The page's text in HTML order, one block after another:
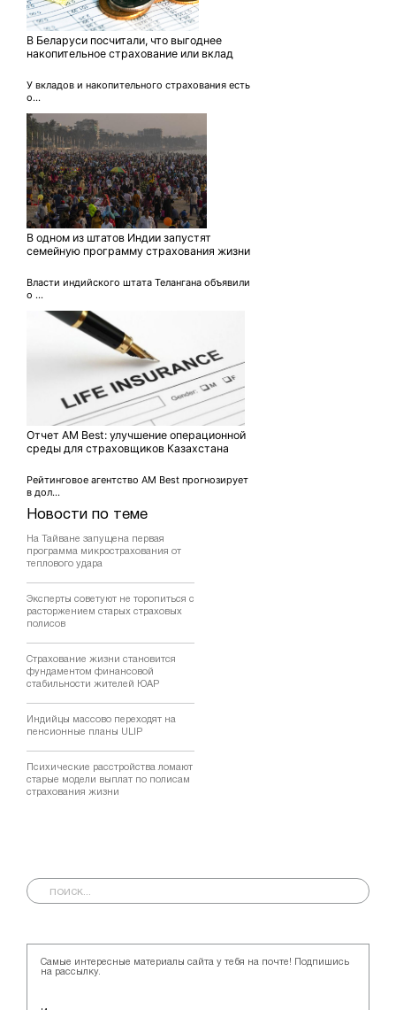
Новости по теме
На Тайване запущена первая
программа микрострахования от
теплового удара
Эксперты советуют не торопиться с
расторжением старых страховых
полисов
Страхование жизни становится
фундаментом финансовой
стабильности жителей ЮАР
Индийцы массово переходят на
пенсионные планы ULIP
Психические расстройства ломают
старые модели выплат по полисам
страхования жизни
В Беларуси посчитали, что выгоднее
накопительное страхование или вклад
У вкладов и накопительного страхования есть
о...
В одном из штатов Индии запустят
семейную программу страхования жизни
Власти индийского штата Телангана объявили
о ...
Отчет AM Best: улучшение операционной
среды для страховщиков Казахстана
Рейтинговое агентство AM Best прогнозирует
в дол...
Самые интересные материалы сайта у тебя на почте! Подпишись
на рассылку.